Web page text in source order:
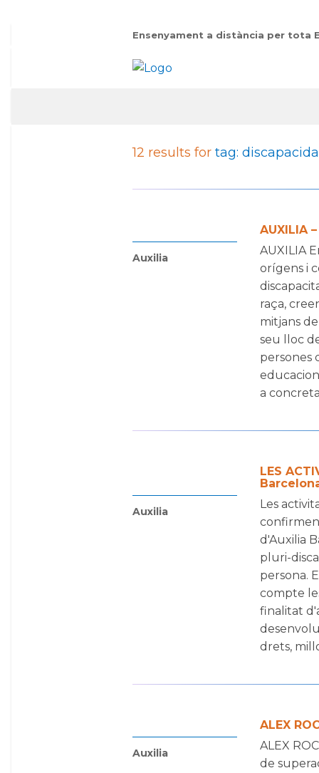
Ensenyament a distància per tota
12 results for tag:
AUXILIA
Auxilia
AUXILIA
orígens i
raça,
mitjans
seu lloc
persones
a
LES
Auxilia
Les
d'Auxilia
pluri-
persona.
compte
finalitat
drets,
ALEX
Auxilia
ALEX
de